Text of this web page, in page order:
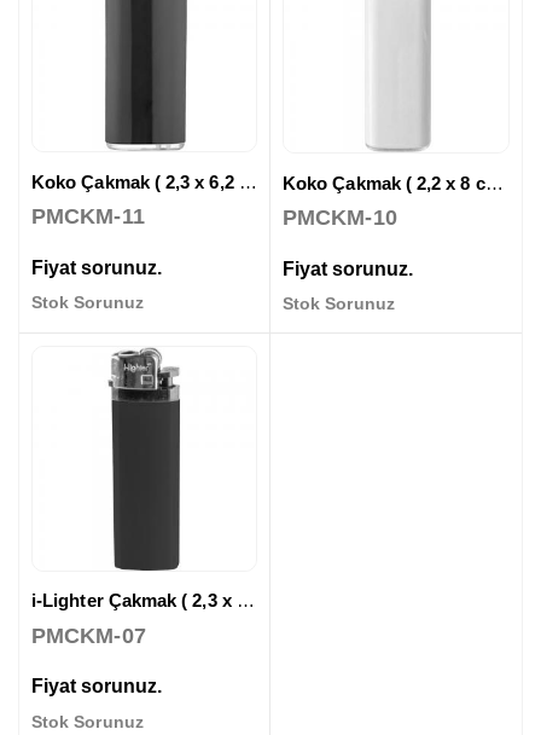
Koko Çakmak ( 2,3 x 6,2 cm )
PMCKM-11
Fiyat sorunuz.
Stok Sorunuz
Koko Çakmak ( 2,2 x 8 cm )
PMCKM-10
Fiyat sorunuz.
Stok Sorunuz
i-Lighter Çakmak ( 2,3 x 7,8 cm )
PMCKM-07
Fiyat sorunuz.
Stok Sorunuz